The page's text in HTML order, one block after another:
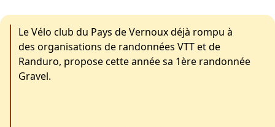
Le Vélo club du Pays de Vernoux déjà rompu à
des organisations de randonnées VTT et de
Randuro, propose cette année sa 1ère randonnée
Gravel.